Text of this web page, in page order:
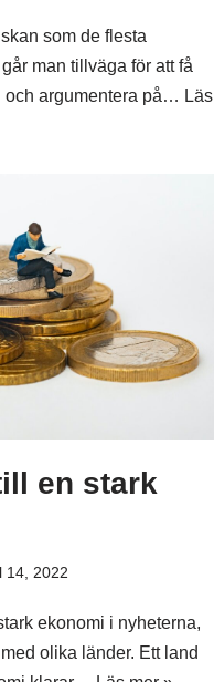
som de flesta
man tillväga för att få
och argumentera på… Läs
en stark
14, 2022
ekonomi i nyheterna,
olika länder. Ett land